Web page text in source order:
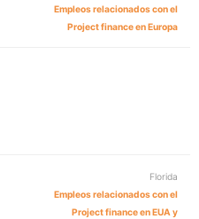
Empleos relacionados con el
Project finance en Europa
Florida
Empleos relacionados con el
Project finance en EUA y